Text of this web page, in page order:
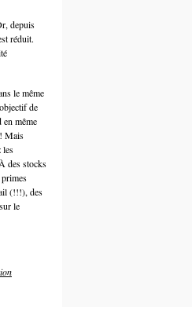
depuis
réduit.
le même
de
même
Mais
les
des stocks
(!!!), des
le